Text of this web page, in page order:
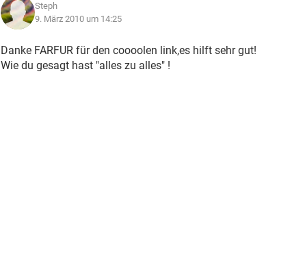
Steph
9. März 2010 um 14:25
Danke FARFUR für den coooolen link,es hilft sehr gut!
Wie du gesagt hast "alles zu alles" !